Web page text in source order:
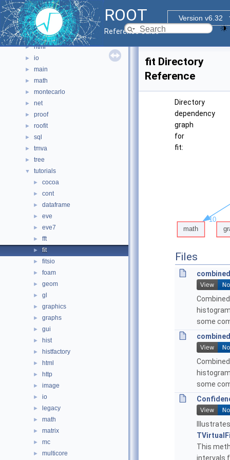
ROOT
Version v6.32
Reference Guide
► graf2d
► graf3d
► gui
► hist
► html
► io
► main
► math
► montecarlo
► net
► proof
► roofit
► sql
► tmva
► tree
▼ tutorials
► cocoa
► cont
► dataframe
► eve
► eve7
► fft
► fit
► fitsio
► foam
► geom
► gl
► graphics
► graphs
► gui
► hist
► histfactory
► html
► http
► image
► io
► legacy
► math
► matrix
► mc
► multicore
fit Directory
Reference
Directory
dependency
graph
for
fit:
Files
some
some
Illustrates
This
intervals